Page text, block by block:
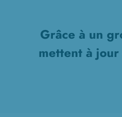
Grâce à un
mettent à